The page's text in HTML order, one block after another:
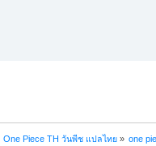
One Piece TH วันพีช แปลไทย» one